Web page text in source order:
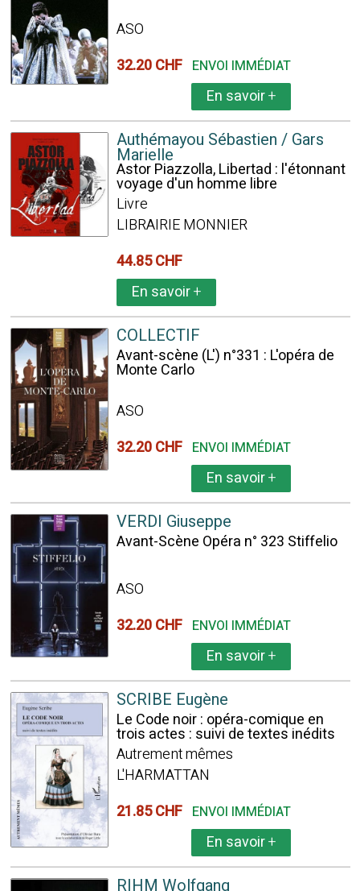
ASO
32.20 CHF ENVOI IMMÉDIAT
En savoir+
Authémayou Sébastien / Gars
Marielle
Astor Piazzolla, Libertad : l'étonnant
voyage d'un homme libre
Livre
LIBRAIRIE MONNIER
44.85 CHF
En savoir+
COLLECTIF
Avant-scène (L') n°331 : L'opéra de
Monte Carlo
ASO
32.20 CHF ENVOI IMMÉDIAT
En savoir+
VERDI Giuseppe
Avant-Scène Opéra n° 323 Stiffelio
ASO
32.20 CHF ENVOI IMMÉDIAT
En savoir+
SCRIBE Eugène
Le Code noir : opéra-comique en
trois actes : suivi de textes inédits
Autrement mêmes
L'HARMATTAN
21.85 CHF ENVOI IMMÉDIAT
En savoir+
RIHM Wolfgang